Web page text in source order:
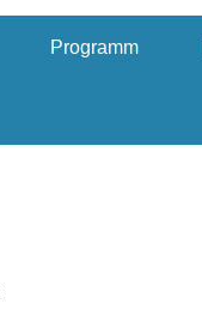
Programm